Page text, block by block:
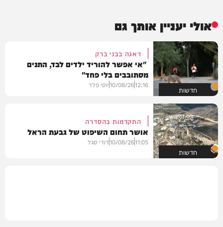
אולי יעניין אותך גם
חדשות
דאגה בבני ברק
"אי אפשר להוריד ילדים לבד, התנים
מסתובבים בלי פחד"
12:16
10/08/26יוסי פלד
חדשות
התקדמות בהסדרה
אושר תחום השיפוט של גבעת הראל
11:05
10/08/26דודי סגל